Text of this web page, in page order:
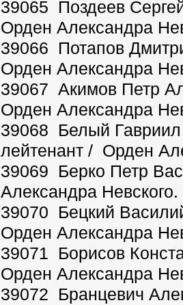
39065 Поздеев
Орден Александра
39066 Потапов
Орден Александра
39067 Акимов Петр
Орден Александра
39068 Белый
лейтенант / Орден
39069 Берко Петр
Александра Невского.
39070 Бецкий
Орден Александра
39071 Борисов
Орден Александра
39072 Бранцевич